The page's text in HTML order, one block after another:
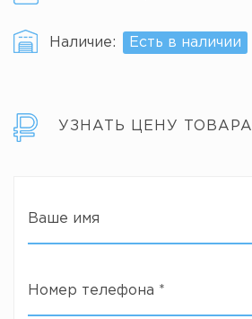
Наличие: Есть в наличии
УЗНАТЬ ЦЕНУ ТОВАРА
Ваше имя
Номер телефона *